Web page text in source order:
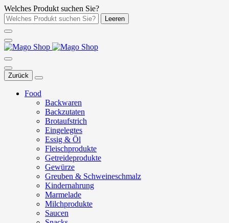
Welches Produkt suchen Sie?
Leeren
Zurück
Food
Backwaren
Backzutaten
Brotaufstrich
Eingelegtes
Essig & Öl
Fleischprodukte
Getreideprodukte
Gewürze
Greuben & Schweineschmalz
Kindernahrung
Marmelade
Milchprodukte
Saucen